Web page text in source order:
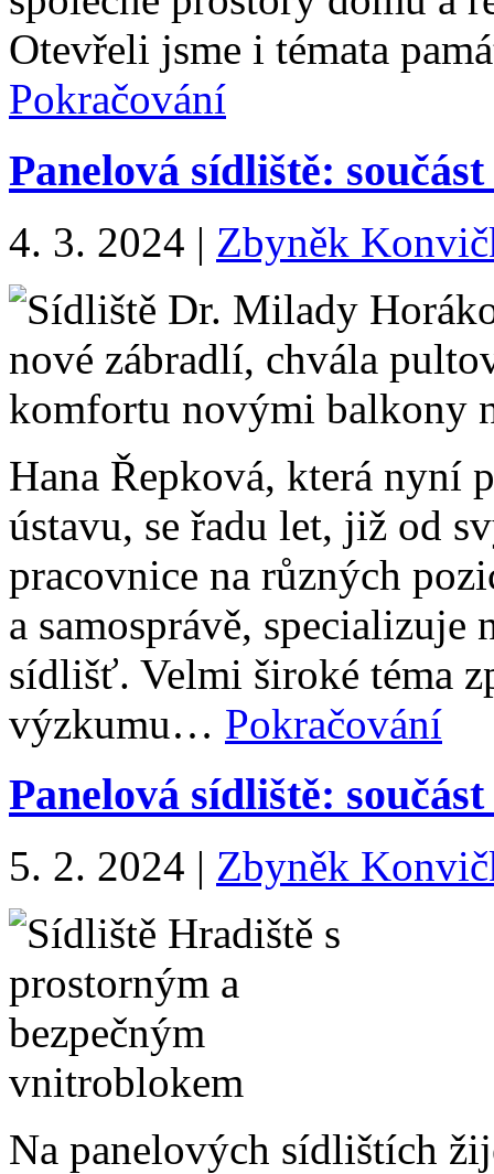
Otevřeli jsme i témata
Pokračování
Panelová sídliště:
4. 3. 2024 | Zbyněk
Hana Řepková, která nyní
ústavu, se řadu let, již od
pracovnice na různých
a samosprávě, specializuje
sídlišť. Velmi široké téma
výzkumu… Pokračování
Panelová sídliště:
5. 2. 2024 | Zbyněk
Na panelových sídlištích